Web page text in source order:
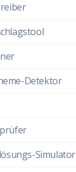
Detektor
Simulator